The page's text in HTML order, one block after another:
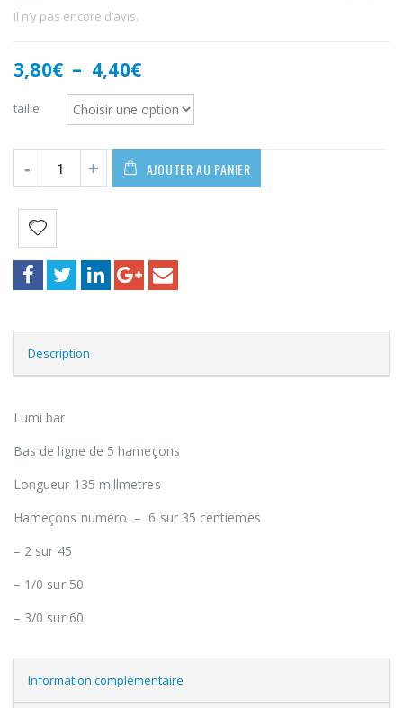
Il n’y pas encore d’avis.
3,80€ – 4,40€Plage
de
prix :
3,80€
à
4,40€
taille
AJOUTER AU PANIER
Description
Lumi bar
Bas de ligne de 5 hameçons
Longueur 135 millmetres
Hameçons numéro – 6 sur 35 centiemes
– 2 sur 45
– 1/0 sur 50
– 3/0 sur 60
Information complémentaire